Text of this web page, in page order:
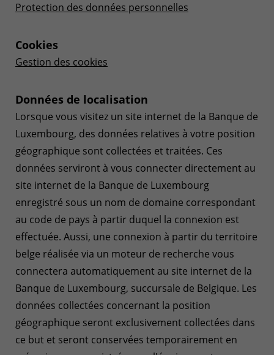
Protection des données personnelles
Cookies
Gestion des cookies
Données de localisation
Lorsque vous visitez un site internet de la Banque de
Luxembourg, des données relatives à votre position
géographique sont collectées et traitées. Ces
données serviront à vous connecter directement au
site internet de la Banque de Luxembourg
enregistré sous un nom de domaine correspondant
au code de pays à partir duquel la connexion est
effectuée. Aussi, une connexion à partir du territoire
belge réalisée via un moteur de recherche vous
connectera automatiquement au site internet de la
Banque de Luxembourg, succursale de Belgique. Les
données collectées concernant la position
géographique seront exclusivement collectées dans
ce but et seront conservées temporairement en